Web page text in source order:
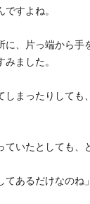
すよね。
に、片っ端から
ました。
しまったりして
いたとしても、
てあるだけなの